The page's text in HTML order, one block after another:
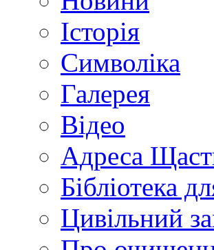
Історія
Символіка
Галерея
Відео
Адреса
Бібліотека
Цивільний